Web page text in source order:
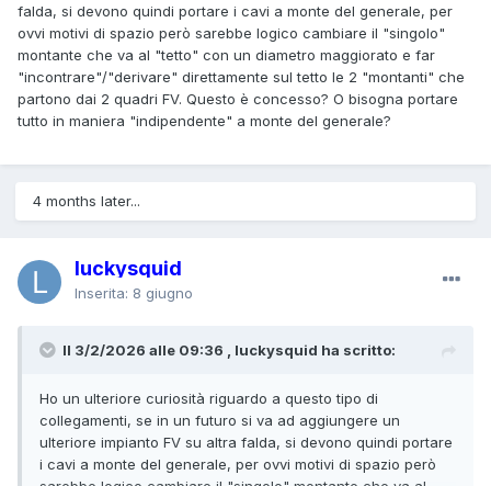
falda, si devono quindi portare i cavi a monte del generale, per
ovvi motivi di spazio però sarebbe logico cambiare il "singolo"
montante che va al "tetto" con un diametro maggiorato e far
"incontrare"/"derivare" direttamente sul tetto le 2 "montanti" che
partono dai 2 quadri FV. Questo è concesso? O bisogna portare
tutto in maniera "indipendente" a monte del generale?
4 months later...
luckysquid
Inserita: 8 giugno
Il 3/2/2026 alle 09:36 , luckysquid ha scritto:
Ho un ulteriore curiosità riguardo a questo tipo di
collegamenti, se in un futuro si va ad aggiungere un
ulteriore impianto FV su altra falda, si devono quindi portare
i cavi a monte del generale, per ovvi motivi di spazio però